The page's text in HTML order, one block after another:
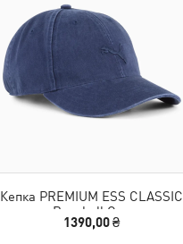
Кепка PREMIUM ESS CLASSIC
Baseball Cap
1390,00 ₴